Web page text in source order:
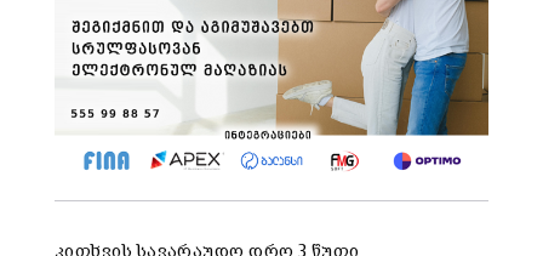
კითხვის სავარაუდო დრო 3 წუთი